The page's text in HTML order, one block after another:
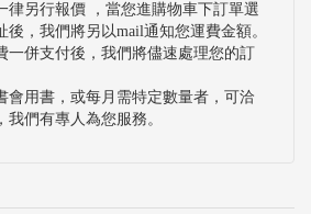
律另行報價 ，當您進購物車下訂單選
後，我們將另以mail通知您運費金額。
一併支付後，我們將儘速處理您的訂
會用書，或每月需特定數量者，可洽
，我們有專人為您服務。